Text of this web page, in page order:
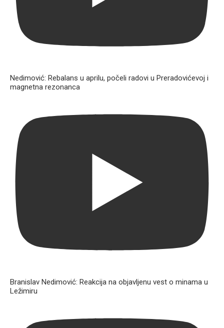
Nedimović: Rebalans u aprilu, počeli radovi u Preradovićevoj i
magnetna rezonanca
Branislav Nedimović: Reakcija na objavljenu vest o minama u
Ležimiru